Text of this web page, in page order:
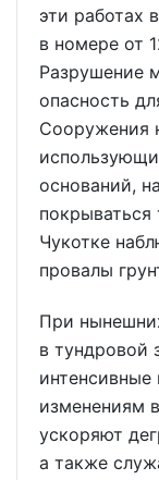
эти работах
в номере от
Разрушение
опасность
Сооружения
оснований,
Чукотке
провалы
При
в тундровой
изменениям
ускоряют
а также